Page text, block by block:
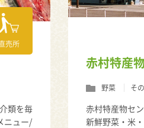
売所
類を毎
ニュー/
赤村特産
野菜 そ
赤村特産物セ
新鮮野菜・米